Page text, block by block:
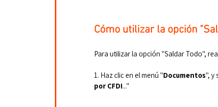
Cómo utilizar la opción
Para utilizar la opción "Saldar Todo",
1. Haz clic en el menú "Documentos", y
por CFDI..."